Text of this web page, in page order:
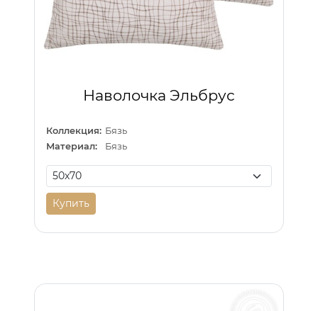
Наволочка Эльбрус
Коллекция: Бязь
Материал:
Бязь
Купить